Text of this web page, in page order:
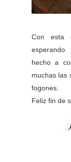
Con esta
esperando
hecho a
muchas las
fogones.
Feliz fin de